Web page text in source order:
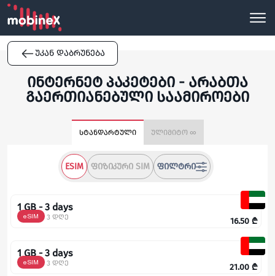
უკან დაბრუნება
ინტერნეტ პაკეტები - არაბთა
გაერთიანებული საამიროები
სტანდარტული ულიმიტო ∞
ESIM ᲤᲘᲖᲘᲙᲣᲠᲘ SIM ᲤᲘᲚᲢᲠᲘ
1 GB - 3 days
eSIM 3 დღე 16.50 ₾
1 GB - 3 days
eSIM 3 დღე 21.00 ₾